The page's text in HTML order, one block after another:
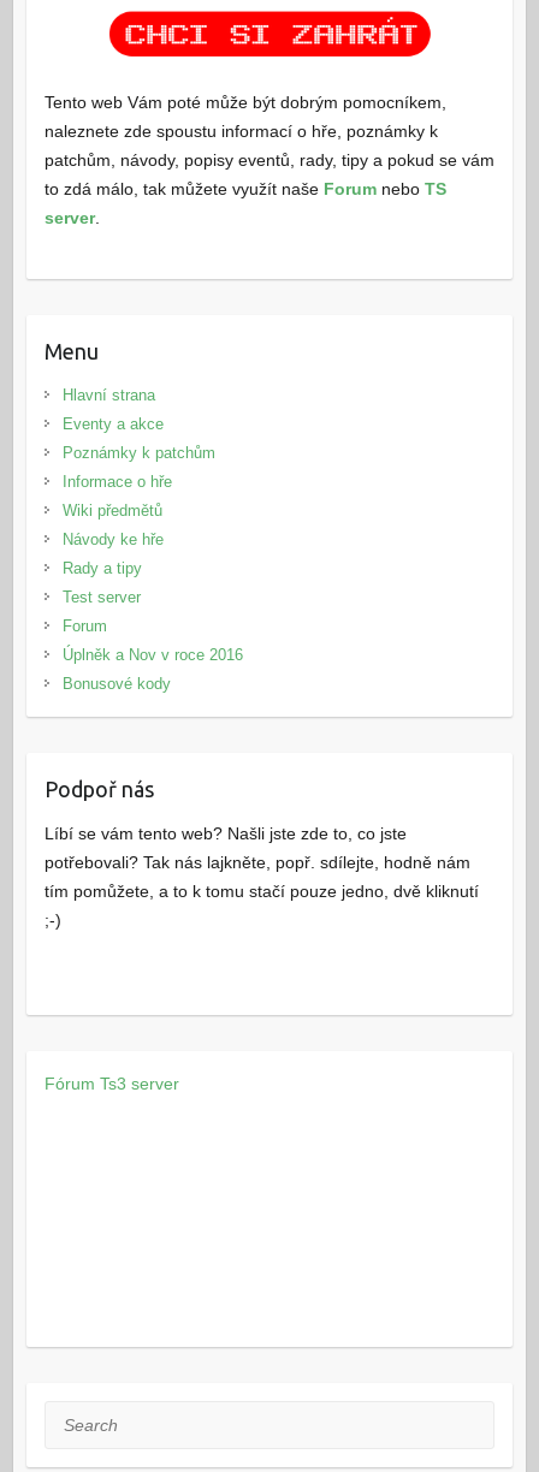
Tento web Vám poté může být dobrým pomocníkem,
naleznete zde spoustu informací o hře, poznámky k
patchům, návody, popisy eventů, rady, tipy a pokud se vám
to zdá málo, tak můžete využít naše Forumnebo TS
server.
Menu
Hlavní strana
Eventy a akce
Poznámky k patchům
Informace o hře
Wiki předmětů
Návody ke hře
Rady a tipy
Test server
Forum
Úplněk a Nov v roce 2016
Bonusové kody
Podpoř nás
Líbí se vám tento web? Našli jste zde to, co jste
potřebovali? Tak nás lajkněte, popř. sdílejte, hodně nám
tím pomůžete, a to k tomu stačí pouze jedno, dvě kliknutí
;-)
Fórum Ts3 server
Search